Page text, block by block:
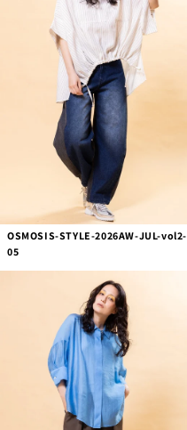
OSMOSIS-STYLE-2026AW-JUL-vol2-
05